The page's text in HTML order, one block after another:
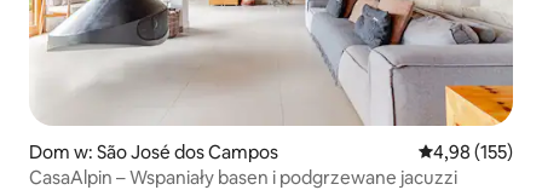
Dom w: São José dos Campos Średnia
4,98 (155)
CasaAlpin – Wspaniały basen i podgrzewane jacuzzi